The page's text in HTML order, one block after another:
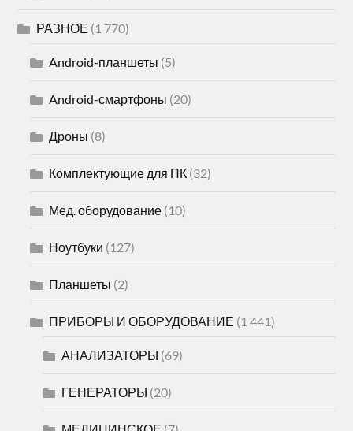
РАЗНОЕ (1 770)
Android-планшеты (5)
Android-смартфоны (20)
Дроны (8)
Комплектующие для ПК (32)
Мед. оборудование (10)
Ноутбуки (127)
Планшеты (2)
ПРИБОРЫ И ОБОРУДОВАНИЕ (1 441)
АНАЛИЗАТОРЫ (69)
ГЕНЕРАТОРЫ (20)